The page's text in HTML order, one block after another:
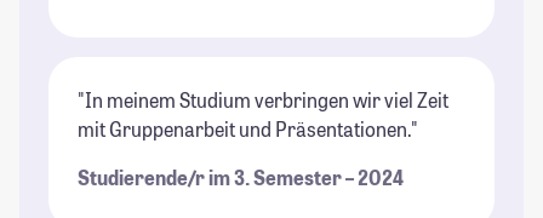
"In meinem Studium verbringen wir viel Zeit
mit Gruppenarbeit und Präsentationen."
Studierende/r im 3. Semester – 2024